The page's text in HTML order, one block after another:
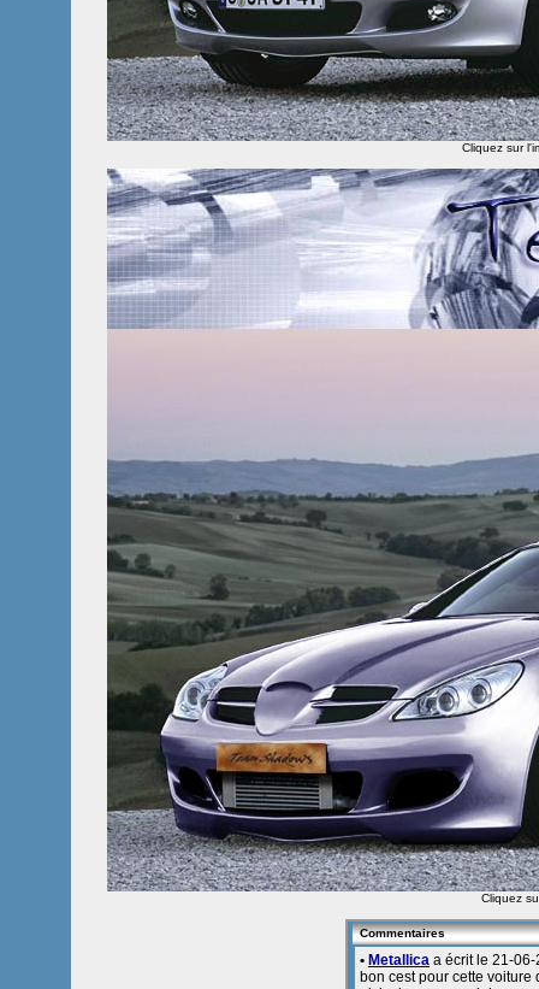
Cliquez sur
Cliquez